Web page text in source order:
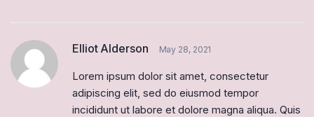
Elliot Alderson May 28, 2021
Lorem ipsum dolor sit amet, consectetur
adipiscing elit, sed do eiusmod tempor
incididunt ut labore et dolore magna aliqua. Quis